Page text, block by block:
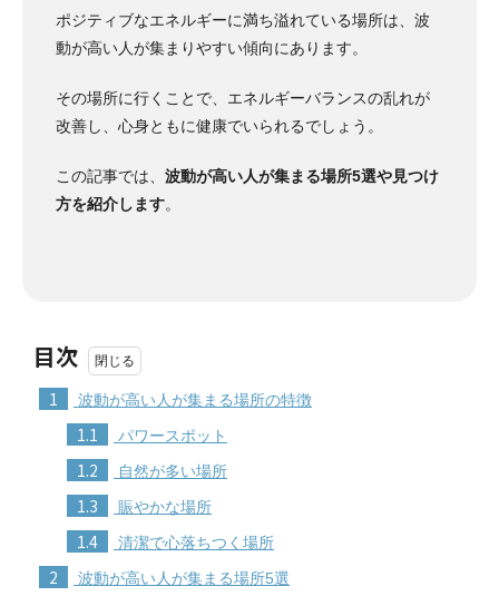
ポジティブなエネルギーに満ち溢れている場所は、波
動が高い人が集まりやすい傾向にあります。
その場所に行くことで、エネルギーバランスの乱れが
改善し、心身ともに健康でいられるでしょう。
この記事では、 波動が高い人が集まる場所5選や見つけ
方を紹介します。
目次
1 波動が高い人が集まる場所の特徴
1.1 パワースポット
1.2 自然が多い場所
1.3 賑やかな場所
1.4 清潔で心落ちつく場所
2 波動が高い人が集まる場所5選